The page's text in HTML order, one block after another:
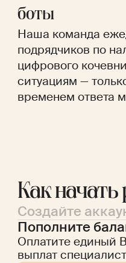
боты
Наша команда
подрядчиков по
цифрового
ситуациям —
временем ответа
Как начать
Создайте
Пополните
Оплатите единый
выплат